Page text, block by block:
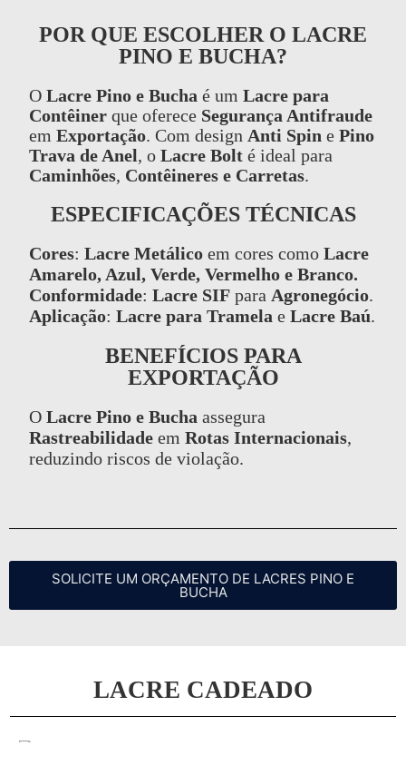
POR QUE ESCOLHER O LACRE
PINO E BUCHA?
O Lacre Pino e Bucha é um Lacre para
Contêiner que oferece Segurança Antifraude
em Exportação. Com design Anti Spin e Pino
Trava de Anel, o Lacre Bolt é ideal para
Caminhões, Contêineres e Carretas.
ESPECIFICAÇÕES TÉCNICAS
Cores: Lacre Metálico em cores como Lacre
Amarelo, Azul, Verde, Vermelho e Branco.
Conformidade: Lacre SIF para Agronegócio.
Aplicação: Lacre para Tramela e Lacre Baú.
BENEFÍCIOS PARA
EXPORTAÇÃO
O Lacre Pino e Bucha assegura
Rastreabilidade em Rotas Internacionais,
reduzindo riscos de violação.
SOLICITE UM ORÇAMENTO DE LACRES PINO E
BUCHA
LACRE CADEADO